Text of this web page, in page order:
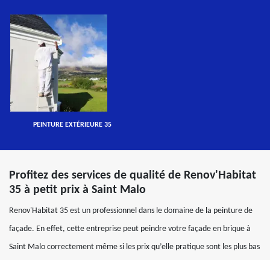
PEINTURE EXTÉRIEURE 35
Profitez des services de qualité de Renov'Habitat
35 à petit prix à Saint Malo
Renov'Habitat 35 est un professionnel dans le domaine de la peinture de
façade. En effet, cette entreprise peut peindre votre façade en brique à
Saint Malo correctement même si les prix qu’elle pratique sont les plus bas